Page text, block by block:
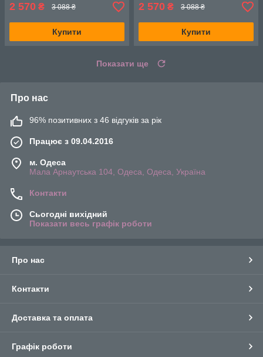
2 570 ₴ 3 088 ₴
Купити
2 570 ₴ 3 088 ₴
Купити
Показати ще
Про нас
96% позитивних з 46 відгуків за рік
Працює з 09.04.2016
м. Одеса
Мала Арнаутська 104, Одеса, Одеса, Україна
Контакти
Сьогодні вихідний
Показати весь графік роботи
Про нас
Контакти
Доставка та оплата
Графік роботи